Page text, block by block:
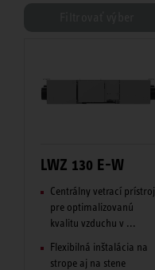
LWZ 130 E-W
Centrálny vetrací prístroj
pre optimalizovanú
kvalitu vzduchu v ...
Flexibilná inštalácia na
strope aj na stene